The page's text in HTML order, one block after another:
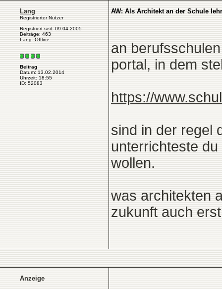
Lang
Registrierter Nutzer
Registriert seit: 09.04.2005
Beiträge: 463
Lang: Offline
Beitrag
Datum: 13.02.2014
Uhrzeit: 18:55
ID: 52083
AW: Als Architekt an der Schule
an
portal, in dem
https://
sind in der regel
unterrichteste
wollen.
was architekten
zukunft auch
Anzeige